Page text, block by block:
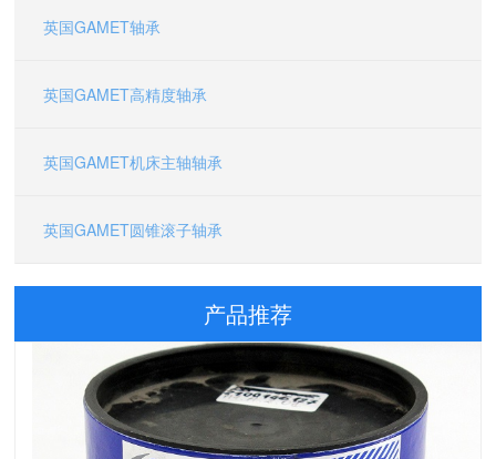
英国GAMET轴承
英国GAMET高精度轴承
英国GAMET机床主轴轴承
英国GAMET圆锥滚子轴承
产品推荐